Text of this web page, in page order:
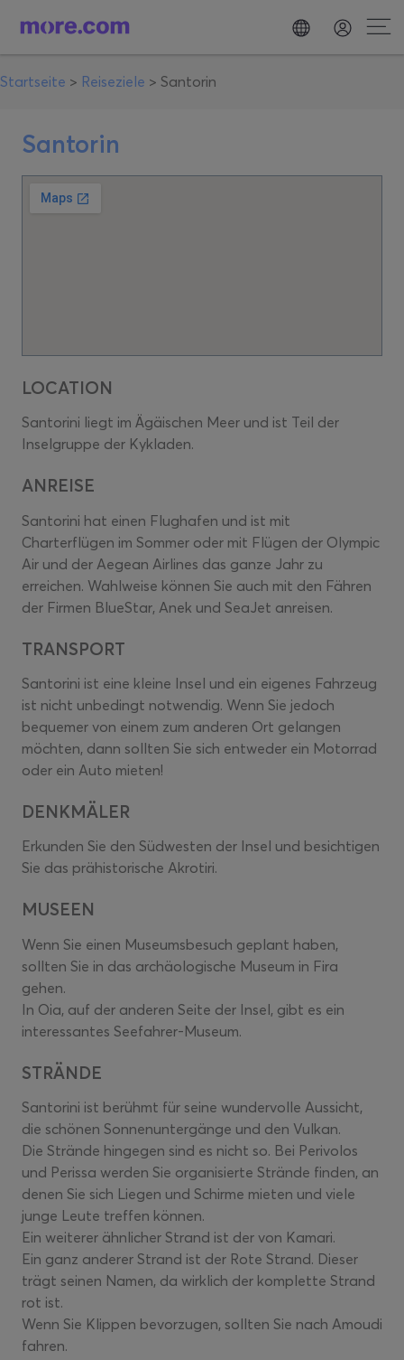
Startseite > Reiseziele > Santorin
Santorin
LOCATION
Santorini liegt im Ägäischen Meer und ist Teil der
Inselgruppe der Kykladen.
ANREISE
Santorini hat einen Flughafen und ist mit
Charterflügen im Sommer oder mit Flügen der Olympic
Air und der Aegean Airlines das ganze Jahr zu
erreichen. Wahlweise können Sie auch mit den Fähren
der Firmen BlueStar, Anek und SeaJet anreisen.
TRANSPORT
Santorini ist eine kleine Insel und ein eigenes Fahrzeug
ist nicht unbedingt notwendig. Wenn Sie jedoch
bequemer von einem zum anderen Ort gelangen
möchten, dann sollten Sie sich entweder ein Motorrad
oder ein Auto mieten!
DENKMÄLER
Erkunden Sie den Südwesten der Insel und besichtigen
Sie das prähistorische Akrotiri.
MUSEEN
Wenn Sie einen Museumsbesuch geplant haben,
sollten Sie in das archäologische Museum in Fira
gehen.
In Oia, auf der anderen Seite der Insel, gibt es ein
interessantes Seefahrer-Museum.
STRÄNDE
Santorini ist berühmt für seine wundervolle Aussicht,
die schönen Sonnenuntergänge und den Vulkan.
Die Strände hingegen sind es nicht so. Bei Perivolos
und Perissa werden Sie organisierte Strände finden, an
denen Sie sich Liegen und Schirme mieten und viele
junge Leute treffen können.
Ein weiterer ähnlicher Strand ist der von Kamari.
Ein ganz anderer Strand ist der Rote Strand. Dieser
trägt seinen Namen, da wirklich der komplette Strand
rot ist.
Wenn Sie Klippen bevorzugen, sollten Sie nach Amoudi
fahren.